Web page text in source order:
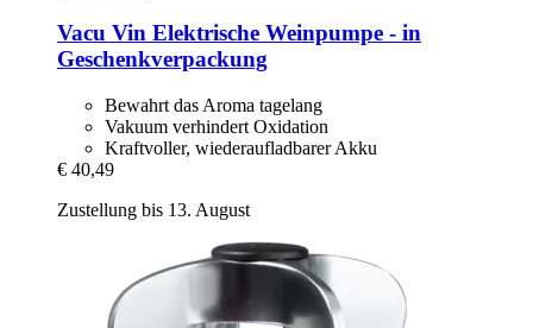
Vacu Vin Elektrische Weinpumpe -​ in
Geschenkverpackung
Bewahrt das Aroma tagelang
Vakuum verhindert Oxidation
Kraftvoller, wiederaufladbarer Akku
€ 40,49
Zustellung bis 13. August